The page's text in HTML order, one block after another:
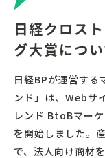
日経クロス
グ大賞につ
日経BPが運営する
ンド」は、Webサ
レンド BtoBマー
を開始しました。
で、法人向け商材